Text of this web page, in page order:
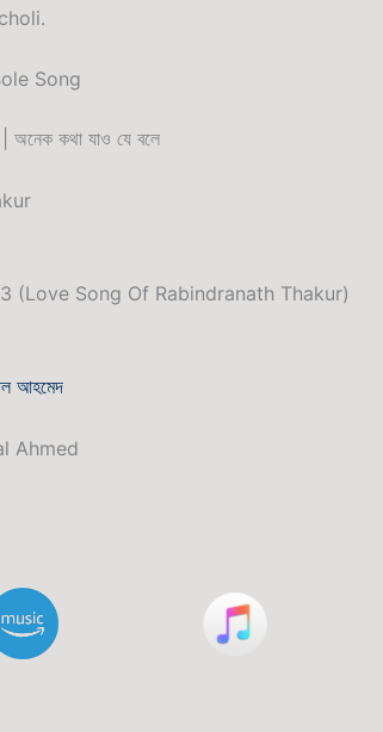
Song
কথা যাও যে বলে
(Love Song Of Rabindranath Thakur)
আহমেদ
Ahmed